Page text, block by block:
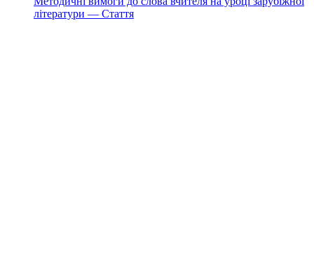
літератури — Стаття